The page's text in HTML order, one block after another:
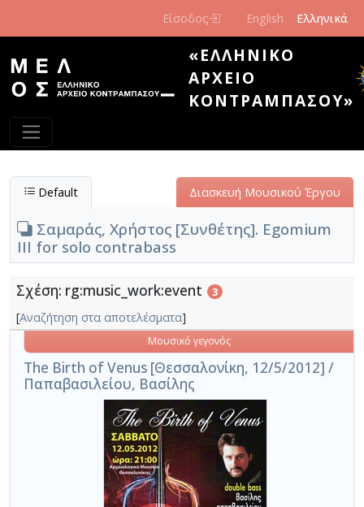
Είσοδος English Ελληνικά
«ΕΛΛΗΝΙΚΌ
ΑΡΧΕΊΟ
ΚΟΝΤΡΑΜΠΆΣΟΥ»
Default Διασκευή Μουσικού Έργου
Σαμαράς, Χρήστος [Συνθέτης]. Egomium
III for solo contrabass
Σχέση: rg:music_work:event 3
[Αναζήτηση στα αποτελέσματα]
The Birth of Venus [Θεσσαλονίκη, 12/5/2012] /
Παπαβασιλείου, Βασίλης
Μουσικό γεγονός